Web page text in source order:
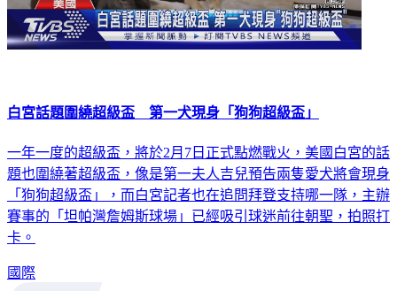
白宮話題圍繞超級盃 第一犬現身「狗狗超級盃」
一年一度的超級盃，將於2月7日正式點燃戰火，美國白宮的話
題也圍繞著超級盃，像是第一夫人吉兒預告兩隻愛犬將會現身
「狗狗超級盃」，而白宮記者也在追問拜登支持哪一隊，主辦
賽事的「坦帕灣詹姆斯球場」已經吸引球迷前往朝聖，拍照打
卡。
國際